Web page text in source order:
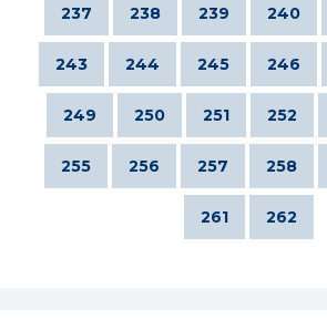
237 238 239 240
243 244 245 246
249 250 251 252
255 256 257 258
261 262